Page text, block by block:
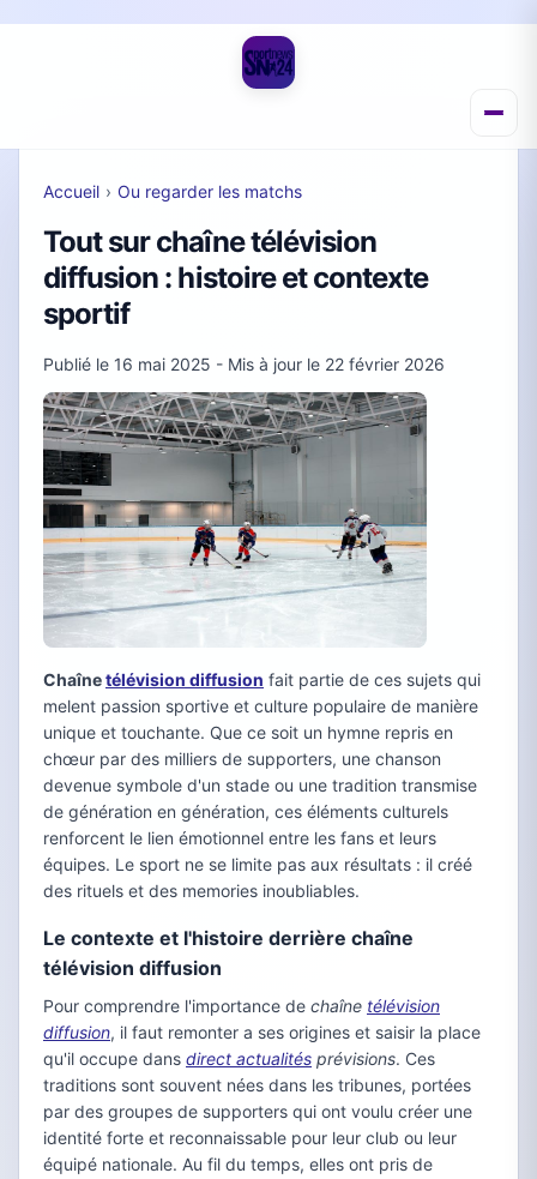
Accueil › Ou regarder les matchs
Tout sur chaîne télévision
diffusion : histoire et contexte
sportif
Publié le 16 mai 2025 - Mis à jour le 22 février 2026
Chaînetélévision diffusion fait partie de ces sujets qui
melent passion sportive et culture populaire de manière
unique et touchante. Que ce soit un hymne repris en
chœur par des milliers de supporters, une chanson
devenue symbole d'un stade ou une tradition transmise
de génération en génération, ces éléments culturels
renforcent le lien émotionnel entre les fans et leurs
équipes. Le sport ne se limite pas aux résultats : il créé
des rituels et des memories inoubliables.
Le contexte et l'histoire derrière chaîne
télévision diffusion
Pour comprendre l'importance de chaîne télévision
diffusion, il faut remonter a ses origines et saisir la place
qu'il occupe dans direct actualités prévisions. Ces
traditions sont souvent nées dans les tribunes, portées
par des groupes de supporters qui ont voulu créer une
identité forte et reconnaissable pour leur club ou leur
équipé nationale. Au fil du temps, elles ont pris de